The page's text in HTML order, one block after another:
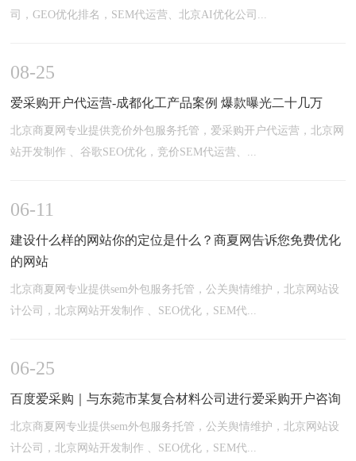
司，GEO优化排名，SEM代运营、北京AI优化公司...
08-25
爱采购开户代运营-成都化工产品案例 爆款曝光二十几万
北京商夏网专业提供竞价外包服务托管，爱采购开户代运营，北京网
站开发制作 、谷歌SEO优化，竞价SEM代运营、...
06-11
建设什么样的网站你的定位是什么？商夏网告诉您免费优化
的网站
北京商夏网专业提供sem外包服务托管，公关舆情维护，北京网站设
计公司，北京网站开发制作 、SEO优化，SEM代...
06-25
百度爱采购｜与东菀市某复合材料公司进行爱采购开户咨询
北京商夏网专业提供sem外包服务托管，公关舆情维护，北京网站设
计公司，北京网站开发制作 、SEO优化，SEM代...